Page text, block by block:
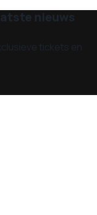
nieuws
tickets en